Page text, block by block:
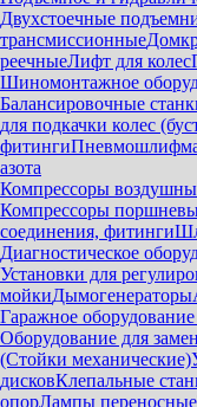
Двухстоечные
трансмиссионные
реечныеЛифт для колес
Шиномонтажное
Балансировочные
для подкачки колес
фитинги
азота
Компрессоры
Компрессоры
соединения, фитинги
Диагностическое
Установки для
мойкиДымогенераторы
Гаражное
Оборудование для
(Стойки механические)
дисковКлепальные
опорЛампы переносные